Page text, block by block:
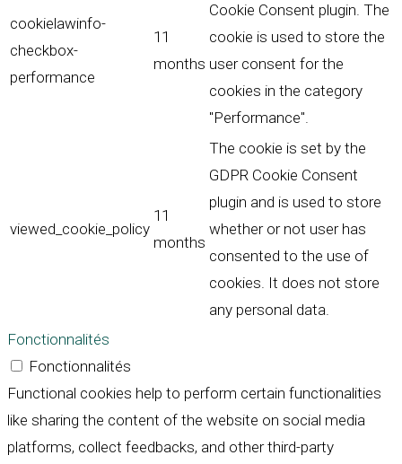
cookielawinfo-
checkbox-
performance
11
months
Cookie Consent plugin. The
cookie is used to store the
user consent for the
cookies in the category
"Performance".
viewed_cookie_policy
11
months
The cookie is set by the
GDPR Cookie Consent
plugin and is used to store
whether or not user has
consented to the use of
cookies. It does not store
any personal data.
Fonctionnalités
Fonctionnalités
Functional cookies help to perform certain functionalities
like sharing the content of the website on social media
platforms, collect feedbacks, and other third-party